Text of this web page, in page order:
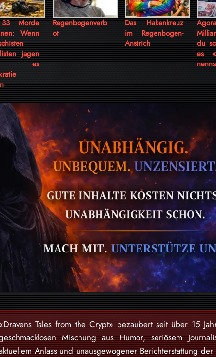
Morde
Wenn
jagen
es
Regenbogenverb
ot
Das Hakenkreuz
im Regenbogen-
Anstrich
du
es
Tales from the Crypt» bezaubert seit über 15
Mischung aus Humor, seriösem
Anlass und unausgewogener Berichterstattung der